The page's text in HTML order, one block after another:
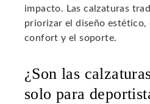
impacto. Las calzaturas
priorizar el diseño estético,
confort y el soporte.
¿Son las
solo para